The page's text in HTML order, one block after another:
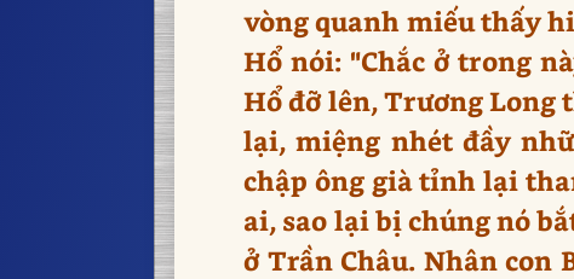
vòng quanh miếu thấy
Hổ nói: "Chắc ở trong
Hổ đỡ lên, Trương Long
lại, miệng nhét đầy
chập ông già tỉnh lại
ai, sao lại bị chúng nó
ở Trần Châu. Nhân con